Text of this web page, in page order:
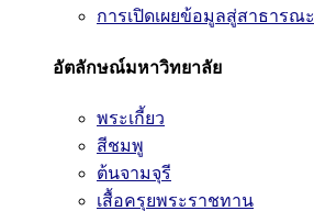
การเปิดเผยข้อมูลสู่สาธารณะ
อัตลักษณ์มหาวิทยาลัย
พระเกี้ยว
สีชมพู
ต้นจามจุรี
เสื้อครุยพระราชทาน